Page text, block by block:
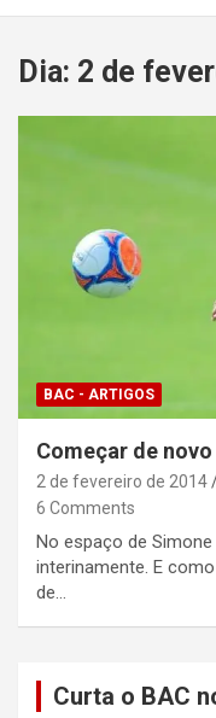
Dia: 2 de
BAC - ARTIGOS
Começar de
2 de fevereiro de 2014
6 Comments
No espaço de
interinamente. E
de…
Curta o BAC